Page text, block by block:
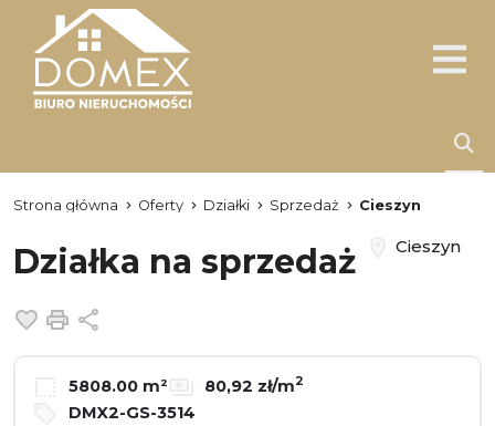
Strona główna Oferty Działki Sprzedaż Cieszyn
Działka na sprzedaż Cieszyn
Dodaj do ulubionych
Drukuj
5808.00 m² 80,92 zł/m2
DMX2-GS-3514